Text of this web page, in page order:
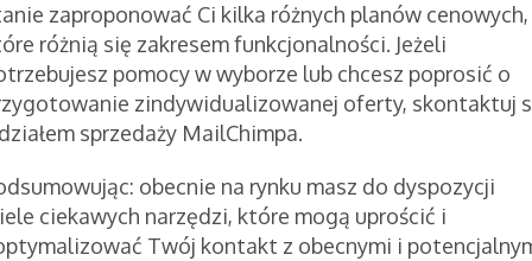
zaproponować Ci kilka różnych planów cenowych,
różnią się zakresem funkcjonalności. Jeżeli
pomocy w wyborze lub chcesz poprosić o
zindywidualizowanej oferty, skontaktuj
sprzedaży MailChimpa.
obecnie na rynku masz do dyspozycji
ciekawych narzędzi, które mogą uprościć i
Twój kontakt z obecnymi i